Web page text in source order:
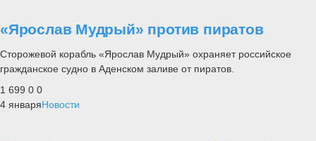
«Ярослав Мудрый» против пиратов
Сторожевой корабль «Ярослав Мудрый» охраняет российское
гражданское судно в Аденском заливе от пиратов.
1 699 0 0
4 январяНовости